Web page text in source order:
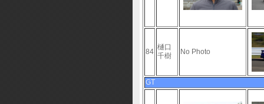
84
樋口
千樹
No Photo
GT